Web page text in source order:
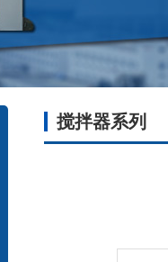
搅拌器系列